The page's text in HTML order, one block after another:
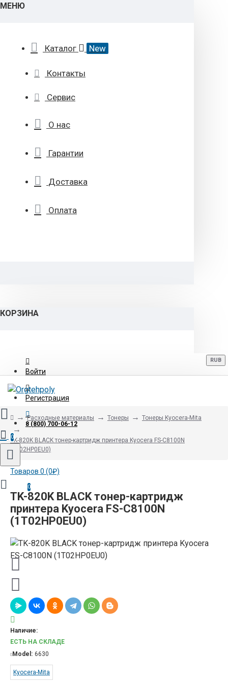
МЕНЮ
Каталог New
Контакты
Сервис
О нас
Гарантии
Доставка
Оплата
КОРЗИНА
Войти
Регистрация
8 (800) 700-06-12
RUB
0
Товаров 0 (0₽)
0
Расходные материалы Тонеры Тонеры Kyocera-Mita
TK-820K BLACK тонер-картридж принтера Kyocera FS-C8100N
(1T02HP0EU0)
TK-820K BLACK тонер-картридж
принтера Kyocera FS-C8100N
(1T02HP0EU0)
Наличие:
ЕСТЬ НА СКЛАДЕ
Model: 6630
Kyocera-Mita